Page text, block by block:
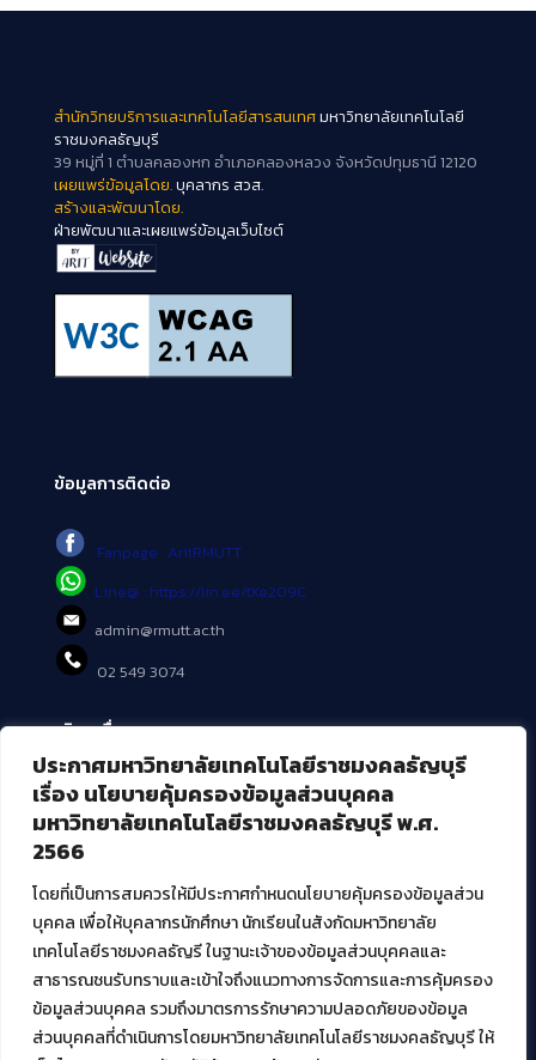
ประกาศมหาวิทยาลัยเทคโนโลยีราชมงคลธัญบุรี
เรื่อง นโยบายคุ้มครองข้อมูลส่วนบุคคล
มหาวิทยาลัยเทคโนโลยีราชมงคลธัญบุรี พ.ศ.
2566
โดยที่เป็นการสมควรให้มีประกาศกำหนดนโยบายคุ้มครองข้อมูลส่วน
บุคคล เพื่อให้บุคลากรนักศึกษา นักเรียนในสังกัดมหาวิทยาลัย
เทคโนโลยีราชมงคลธัญรี ในฐานะเจ้าของข้อมูลส่วนบุคคลและ
สาธารณชนรับทราบและเข้าใจถึงแนวทางการจัดการและการคุ้มครอง
ข้อมูลส่วนบุคคล รวมถึงมาตรการรักษาความปลอดภัยของข้อมูล
ส่วนบุคคลที่ดำเนินการโดยมหาวิทยาลัยเทคโนโลยีราชมงคลธัญบุรี ให้
สำนักวิทยบริการและเทคโนโลยีสารสนเทศมหาวิทยาลัยเทคโนโลยี
ราชมงคลธัญบุรี
39 หมู่ที่ 1 ตำบลคลองหก อำเภอคลองหลวง จังหวัดปทุมธานี 12120
เผยแพร่ข้อมูลโดย.บุคลากร สวส.
สร้างและพัฒนาโดย.
ฝ่ายพัฒนาและเผยแพร่ข้อมูลเว็บไซต์
ข้อมูลการติดต่อ
Fanpage : AritRMUTT
Line@ : https://lin.ee/tXe209C
admin@rmutt.ac.th
02 549 3074
บริการอื่นๆ ของ สวส.
ศูนย์สื่อดิจิทัล
ศูนย์นวัตกรรมและความรู้
ศูนย์พัฒนาและบริการนวัตกรรมดิจิทัล
สมัยใหม่ (MoSeC)
งานบริการวิชาการให้กับหน่วยงานภายนอก
โครงการส่งเสริมและพัฒนาผู้ประกอบการ SME โดย. มทร.ธัญบุรี
กิจกรรมการเชื่อมโยงเครือข่ายผู้ให้บริการเครื่องจักรกลทางการ
เกษตร ภายใต้โครงการส่งเสริมการรแปรรูปสินค้าเกษตรระดับชุมชน